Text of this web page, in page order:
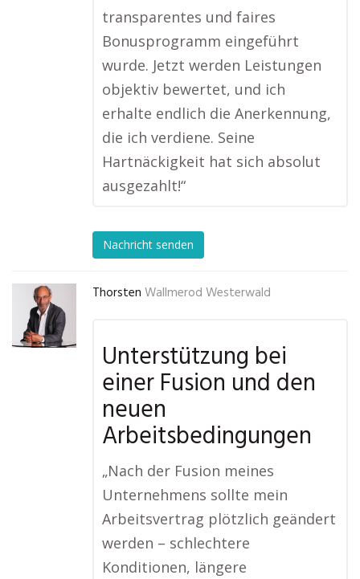
transparentes und faires
Bonusprogramm eingeführt
wurde. Jetzt werden Leistungen
objektiv bewertet, und ich
erhalte endlich die Anerkennung,
die ich verdiene. Seine
Hartnäckigkeit hat sich absolut
ausgezahlt!“
Nachricht senden
Thorsten Wallmerod Westerwald
Unterstützung bei
einer Fusion und den
neuen
Arbeitsbedingungen
„Nach der Fusion meines
Unternehmens sollte mein
Arbeitsvertrag plötzlich geändert
werden – schlechtere
Konditionen, längere